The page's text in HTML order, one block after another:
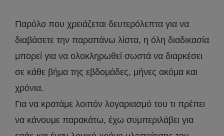
Παρόλο που χρειάζεται δευτερόλεπτα για να
διαβάσετε την παραπάνω λίστα, η όλη διαδικασία
μπορεί για να ολοκληρωθεί σωστά να διαρκέσει
σε κάθε βήμα της εβδομάδες, μήνες ακόμα και
χρόνια.
Για να κρατάμε λοιπόν λογαριασμό του τι πρέπει
να κάνουμε παρακάτω, έχω συμπεριλάβει για